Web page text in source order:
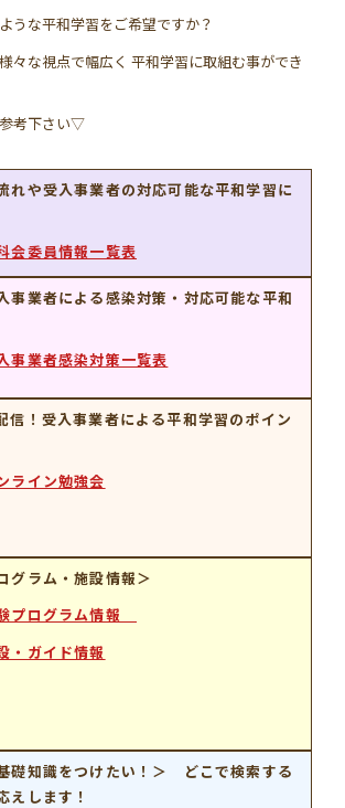
ベント
声
心
質問
て 情報掲載について
ー
うな平和学習をご希望ですか？
々な視点で幅広く 平和学習に取組む事ができ
考下さい▽
れや受入事業者の対応可能な平和学習に
会委員情報一覧表
事業者による感染対策・対応可能な平和
事業者感染対策一覧表
信！受入事業者による平和学習のポイン
ライン勉強会
グラム・施設情報＞
プログラム情報
・ガイド情報
礎知識をつけたい！＞ どこで検索する
えします！